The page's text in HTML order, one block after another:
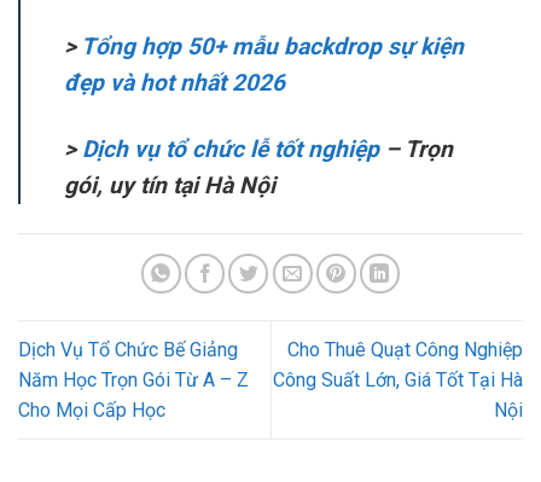
> Tổng hợp 50+ mẫu backdrop sự kiện
đẹp và hot nhất 2026
> Dịch vụ tổ chức lễ tốt nghiệp– Trọn
gói, uy tín tại Hà Nội
Dịch Vụ Tổ Chức Bế Giảng
Năm Học Trọn Gói Từ A – Z
Cho Mọi Cấp Học
Cho Thuê Quạt Công Nghiệp
Công Suất Lớn, Giá Tốt Tại Hà
Nội